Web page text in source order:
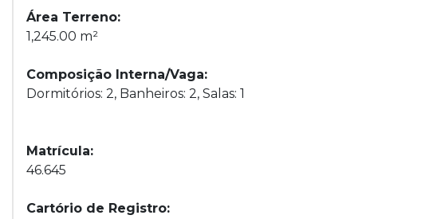
Área Terreno:
1,245.00 m²
Composição Interna/Vaga:
Dormitórios: 2, Banheiros: 2, Salas: 1
Matrícula:
46.645
Cartório de Registro: